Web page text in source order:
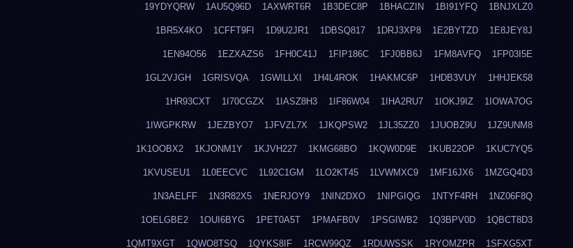
19YDYQRW 1AU5Q96D 1AXWRT6R 1B3DEC8P 1BHACZIN 1BI91YFQ 1BNJXLZ0
1BR5X4KO 1CFFT9FI 1D9U2JR1 1DBSQ817 1DRJ3XP8 1E2BYTZD 1E8JEY8J
1EN94O56 1EZXAZS6 1FH0C41J 1FIP186C 1FJ0BB6J 1FM8AVFQ 1FP03I5E
1GL2VJGH 1GRISVQA 1GWILLXI 1H4L4ROK 1HAKMC6P 1HDB3VUY 1HHJEK58
1HR93CXT 1I70CGZX 1IASZ8H3 1IF86W04 1IHA2RU7 1IOKJ9IZ 1IOWA7OG
1IWGPKRW 1JEZBYO7 1JFVZL7X 1JKQPSW2 1JL35ZZ0 1JUOBZ9U 1JZ9UNM8
1K1OOBX2 1KJONM1Y 1KJVH227 1KMG68BO 1KQW0D9E 1KUB22OP 1KUC7YQ5
1KVUSEU1 1L0EECVC 1L92C1GM 1LO2KT45 1LVWMXC9 1MF16JX6 1MZGQ4D3
1N3AELFF 1N3R82X5 1NERJOY9 1NIN2DXO 1NIPGIQG 1NTYF4RH 1NZ06F8Q
1OELGBE2 1OUI6BYG 1PET0A5T 1PMAFB0V 1PSGIWB2 1Q3BPV0D 1QBCT8D3
1QMT9XGT 1QWO8TSQ 1QYKS8IF 1RCW99QZ 1RDUWSSK 1RYOMZPR 1SFXG5XT